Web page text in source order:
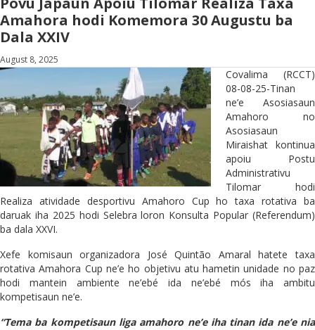
Amahora hodi Komemora 30 Augustu ba
Dala XXIV
August 8, 2025
Covalima (RCCT)
08-08-25-Tinan
ne’e Asosiasaun
Amahoro no
Asosiasaun
Miraishat kontinua
apoiu Postu
Administrativu
Tilomar hodi
Realiza atividade desportivu Amahoro Cup ho taxa rotativa ba
daruak iha 2025 hodi Selebra loron Konsulta Popular (Referendum)
ba dala XXVI.
Xefe komisaun organizadora José Quintão Amaral hatete taxa
rotativa Amahora Cup ne’e ho objetivu atu hametin unidade no paz
hodi mantein ambiente ne’ebé ida ne’ebé mós iha ambitu
kompetisaun ne’e.
“Tema ba kompetisaun liga amahoro ne’e iha tinan ida ne’e nia